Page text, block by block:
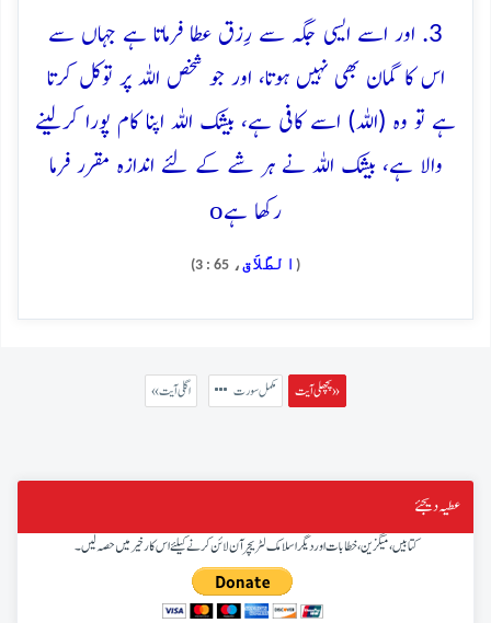
3. اور اسے ایسی جگہ سے رِزق عطا فرماتا ہے جہاں سے
اس کا گمان بھی نہیں ہوتا، اور جو شخص اللہ پر توکل کرتا
ہے تو وہ (اللہ) اسے کافی ہے، بیشک اللہ اپنا کام پورا کرلینے
والا ہے، بیشک اللہ نے ہر شے کے لئے اندازہ مقرر فرما
رکھا ہےo
( الطَّلاَق ، 65 : 3)
پچھلی آیت » مکمل سورت « اگلی آیت
عطیہ دیجئے
کتابیں، میگزین، خطابات اور دیگر اسلامک لٹریچر آن لائن کرنے کیلئے اس کار خیر میں حصہ لیں۔